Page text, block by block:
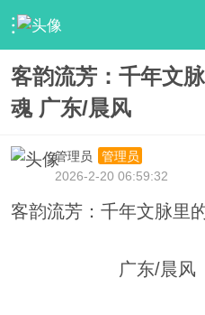
› 【大家会员】 › 大家新闻 ›
客韵流芳：千年文
魂 广东/晨风
管理员
管理员
2026-2-20 06:59:32
客韵流芳：千年文脉里
广东/晨风